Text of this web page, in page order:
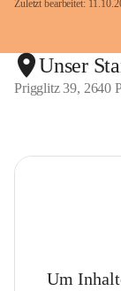
Zuletzt bearbeitet:
Unser
Prigglitz 39, 2640
Um